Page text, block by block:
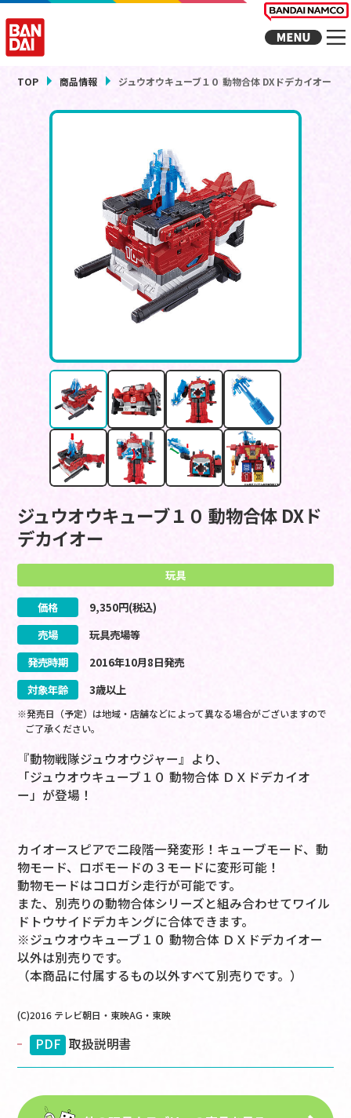
TOP 商品情報 ジュウオウキューブ１０ 動物合体 DXドデカイオー
ジュウオウキューブ１０ 動物合体 DXド
デカイオー
玩具
価格 9,350円(税込)
売場
玩具売場等
発売時期
2016年10月8日発売
対象年齢
3歳以上
※発売日（予定）は地域・店舗などによって異なる場合がございますので
ご了承ください。
『動物戦隊ジュウオウジャー』より、
「ジュウオウキューブ１０ 動物合体 ＤＸドデカイオ
ー」が登場！
カイオースピアで二段階一発変形！キューブモード、動
物モード、ロボモードの３モードに変形可能！
動物モードはコロガシ走行が可能です。
また、別売りの動物合体シリーズと組み合わせてワイル
ドトウサイドデカキングに合体できます。
※ジュウオウキューブ１０ 動物合体 ＤＸドデカイオー
以外は別売りです。
（本商品に付属するもの以外すべて別売りです。）
(C)2016 テレビ朝日・東映AG・東映
PDF 取扱説明書